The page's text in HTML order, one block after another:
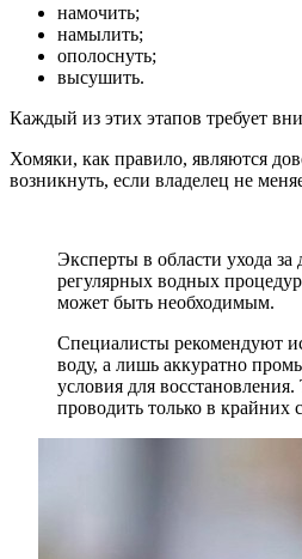
намочить;
намылить;
ополоснуть;
высушить.
Каждый из этих этапов требует
Хомяки, как правило, являются
возникнуть, если владелец не
Эксперты в области ухода
регулярных водных
может быть необходимым.
Специалисты рекомендуют
воду, а лишь аккуратно
условия для
проводить только в крайних